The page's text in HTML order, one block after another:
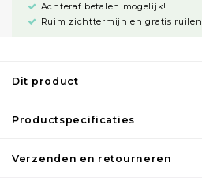
Achteraf betalen mogelijk!
Ruim zichttermijn en gratis ruilen
Dit product
Productspecificaties
Verzenden en retourneren